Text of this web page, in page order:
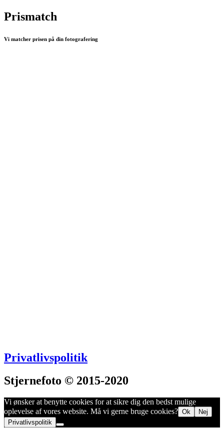
Prismatch
Vi matcher prisen på din fotografering
Privatlivspolitik
Stjernefoto © 2015-2020
Vi ønsker at benytte cookies for at sikre dig den bedst mulige
oplevelse af vores website. Må vi gerne bruge cookies? Ok
Nej
Privatlivspolitik